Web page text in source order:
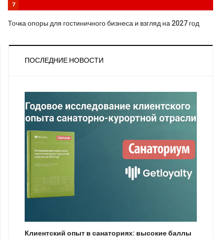
7
Точка опоры для гостиничного бизнеса и взгляд на 2027 год
ПОСЛЕДНИЕ НОВОСТИ
Клиентский опыт в санаториях: высокие баллы